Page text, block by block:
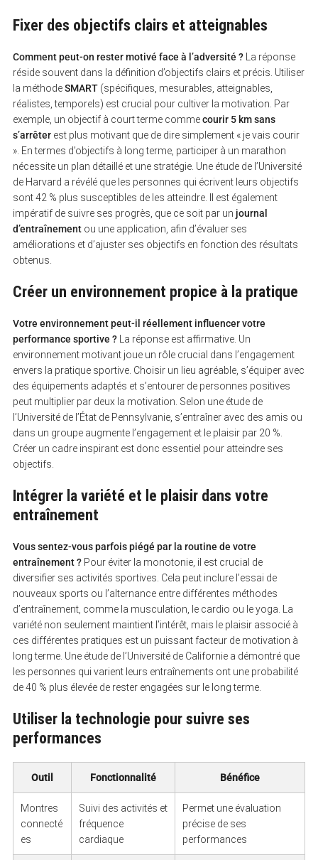
Fixer des objectifs clairs et atteignables
Comment peut-on rester motivé face à l’adversité ?La réponse
réside souvent dans la définition d’objectifs clairs et précis. Utiliser
la méthodeSMART(spécifiques, mesurables, atteignables,
réalistes, temporels) est crucial pour cultiver la motivation. Par
exemple, un objectif à court terme commecourir 5 km sans
s’arrêterest plus motivant que de dire simplement « je vais courir
». En termes d’objectifs à long terme, participer à un marathon
nécessite un plan détaillé et une stratégie. Une étude de l’Université
de Harvard a révélé que les personnes qui écrivent leurs objectifs
sont 42 % plus susceptibles de les atteindre. Il est également
impératif de suivre ses progrès, que ce soit par un journal
d’entraînementou une application, afin d’évaluer ses
améliorations et d’ajuster ses objectifs en fonction des résultats
obtenus.
Créer un environnement propice à la pratique
Votre environnement peut-il réellement influencer votre
performance sportive ?La réponse est affirmative. Un
environnement motivant joue un rôle crucial dans l’engagement
envers la pratique sportive. Choisir un lieu agréable, s’équiper avec
des équipements adaptés et s’entourer de personnes positives
peut multiplier par deux la motivation. Selon une étude de
l’Université de l’État de Pennsylvanie, s’entraîner avec des amis ou
dans un groupe augmente l’engagement et le plaisir par 20 %.
Créer un cadre inspirant est donc essentiel pour atteindre ses
objectifs.
Intégrer la variété et le plaisir dans votre
entraînement
Vous sentez-vous parfois piégé par la routine de votre
entraînement ?Pour éviter la monotonie, il est crucial de
diversifier ses activités sportives. Cela peut inclure l’essai de
nouveaux sports ou l’alternance entre différentes méthodes
d’entraînement, comme la musculation, le cardio ou le yoga. La
variété non seulement maintient l’intérêt, mais le plaisir associé à
ces différentes pratiques est un puissant facteur de motivation à
long terme. Une étude de l’Université de Californie a démontré que
les personnes qui varient leurs entraînements ont une probabilité
de 40 % plus élevée de rester engagées sur le long terme.
Utiliser la technologie pour suivre ses
performances
Outil Fonctionnalité Bénéfice
Montres
connecté
es
Suivi des activités et
fréquence
cardiaque
Permet une évaluation
précise de ses
performances
S
a
r
c
h
f
r